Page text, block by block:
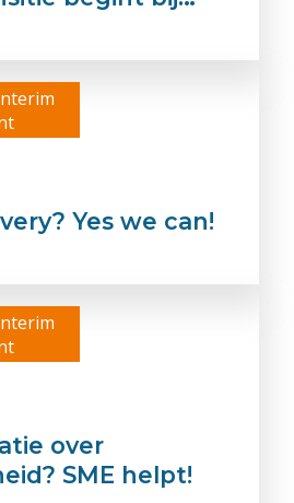
Yes we can!
over
SME helpt!